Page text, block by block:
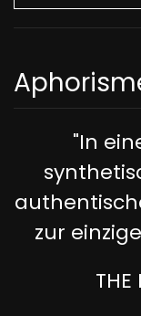
"In
zur
THE